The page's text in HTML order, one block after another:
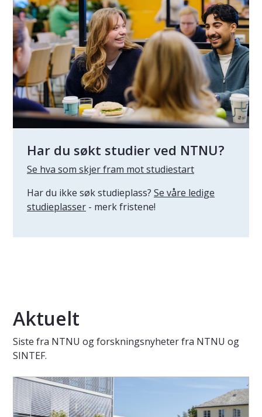
Har du søkt studier ved NTNU?
Se hva som skjer fram mot studiestart
Har du ikke søk studieplass? Se våre ledige
studieplasser - merk fristene!
Aktuelt
Siste fra NTNU og forskningsnyheter fra NTNU og
SINTEF.